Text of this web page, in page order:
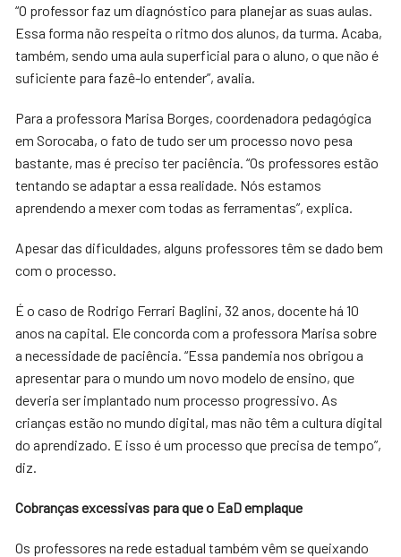
“O professor faz um diagnóstico para planejar as suas aulas.
Essa forma não respeita o ritmo dos alunos, da turma. Acaba,
também, sendo uma aula superficial para o aluno, o que não é
suficiente para fazê-lo entender”, avalia.
Para a professora Marisa Borges, coordenadora pedagógica
em Sorocaba, o fato de tudo ser um processo novo pesa
bastante, mas é preciso ter paciência. “Os professores estão
tentando se adaptar a essa realidade. Nós estamos
aprendendo a mexer com todas as ferramentas”, explica.
Apesar das dificuldades, alguns professores têm se dado bem
com o processo.
É o caso de Rodrigo Ferrari Baglini, 32 anos, docente há 10
anos na capital. Ele concorda com a professora Marisa sobre
a necessidade de paciência. “Essa pandemia nos obrigou a
apresentar para o mundo um novo modelo de ensino, que
deveria ser implantado num processo progressivo. As
crianças estão no mundo digital, mas não têm a cultura digital
do aprendizado. E isso é um processo que precisa de tempo”,
diz.
Cobranças excessivas para que o EaD emplaque
Os professores na rede estadual também vêm se queixando